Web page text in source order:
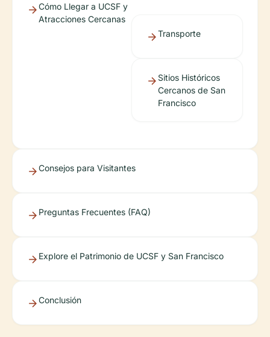
Cómo Llegar a UCSF y
Atracciones Cercanas
Transporte
Sitios Históricos
Cercanos de San
Francisco
Consejos para Visitantes
Preguntas Frecuentes (FAQ)
Explore el Patrimonio de UCSF y San Francisco
Conclusión